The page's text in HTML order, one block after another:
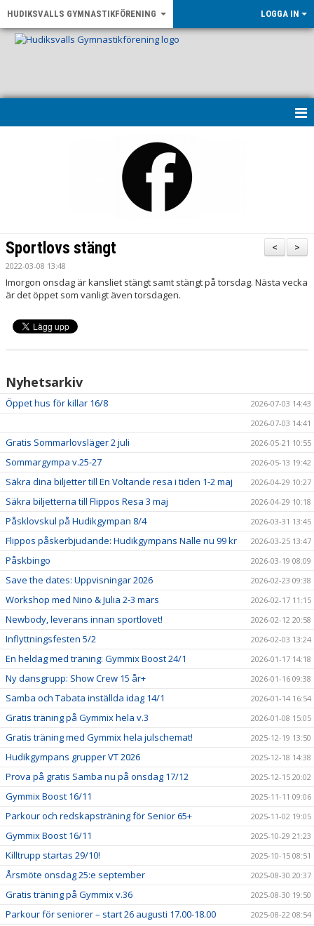
HUDIKSVALLS GYMNASTIKFÖRENING LOGGA IN
NYHETER
LF GÄVLEBORG - RÖRELSE FÖR ALLA
HYRA/BOKNING
LEDARE
VÅR HISTORIA
PRESS
>
<
Sportlovs stängt
2022-03-08 13:48
Imorgon onsdag är kansliet stängt samt stängt på torsdag. Nästa vecka
är det öppet som vanligt även torsdagen.
Nyhetsarkiv
Öppet hus för killar 16/8
2026-07-03 14:43
2026-07-03 14:41
Gratis Sommarlovsläger 2 juli 2026-05-21 10:55
Sommargympa v.25-27 2026-05-13 19:42
Säkra dina biljetter till En Voltande resa i tiden 1-2 maj 2026-04-29 10:27
Säkra biljetterna till Flippos Resa 3 maj 2026-04-29 10:18
Påsklovskul på Hudikgympan 8/4 2026-03-31 13:45
Flippos påskerbjudande: Hudikgympans Nalle nu 99 kr 2026-03-25 13:47
Påskbingo 2026-03-19 08:09
Save the dates: Uppvisningar 2026 2026-02-23 09:38
Workshop med Nino & Julia 2-3 mars 2026-02-17 11:15
Newbody, leverans innan sportlovet! 2026-02-12 20:58
Inflyttningsfesten 5/2 2026-02-03 13:24
En heldag med träning: Gymmix Boost 24/1 2026-01-17 14:18
Ny dansgrupp: Show Crew 15 år+ 2026-01-16 09:38
Samba och Tabata inställda idag 14/1 2026-01-14 16:54
Gratis träning på Gymmix hela v.3 2026-01-08 15:05
Gratis träning med Gymmix hela julschemat! 2025-12-19 13:50
Hudikgympans grupper VT 2026 2025-12-18 14:38
Prova på gratis Samba nu på onsdag 17/12 2025-12-15 20:02
Gymmix Boost 16/11 2025-11-11 09:06
Parkour och redskapsträning för Senior 65+ 2025-11-02 19:05
Gymmix Boost 16/11 2025-10-29 21:23
Killtrupp startas 29/10! 2025-10-15 08:51
Årsmöte onsdag 25:e september 2025-08-30 20:37
Gratis träning på Gymmix v.36 2025-08-30 19:50
Parkour för seniorer – start 26 augusti 17.00-18.00 2025-08-22 08:54